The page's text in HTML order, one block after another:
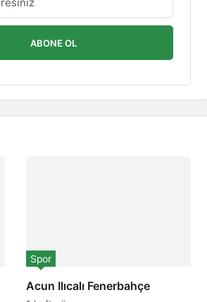
ABONE OL
Acun Ilıcalı Fenerbahçe
Spor